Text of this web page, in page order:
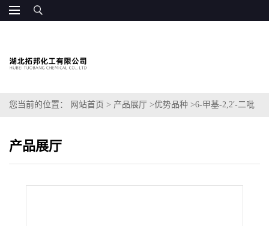
您当前的位置： 网站首页 > 产品展厅 >优势品种 >6-甲基-2,2′-二吡
产品展厅